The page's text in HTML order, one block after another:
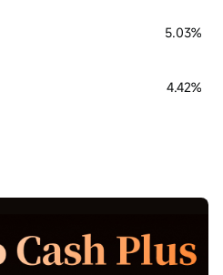
5.03%
4.42%